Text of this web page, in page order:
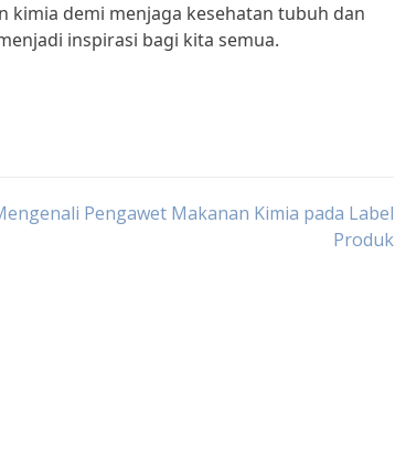
kimia demi menjaga kesehatan tubuh dan
inspirasi bagi kita semua.
Pengawet Makanan Kimia pada Label
Produk